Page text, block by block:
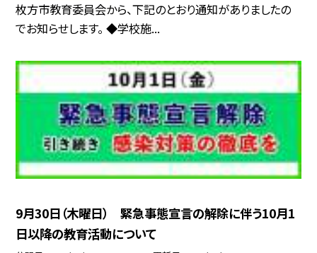
枚方市教育委員会から、下記のとおり通知がありましたの
でお知らせします。 ◆学校施...
9月30日（木曜日） 緊急事態宣言の解除に伴う10月1
日以降の教育活動について